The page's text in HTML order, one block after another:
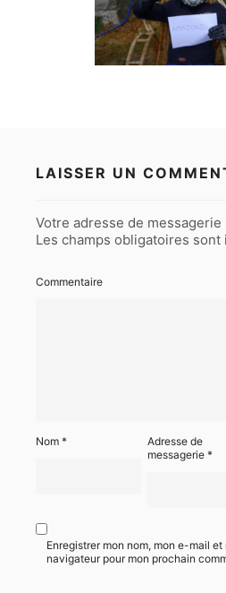
LAISSER UN
Votre adresse de
Les champs obligatoires sont
Commentaire
Nom *
Adresse de
messagerie*
Enregistrer mon nom, mon e-mail
navigateur pour mon prochain